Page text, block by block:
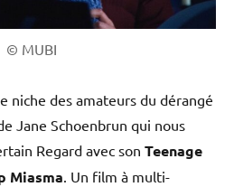
© MUBI
niche des amateurs du dérangé
Jane Schoenbrun qui nous
Regard avec son Teenage
Miasma . Un film à multi-